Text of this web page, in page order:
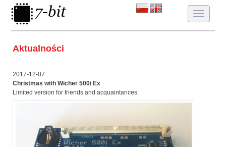
Toggle
Aktualności
2017-12-07
Christmas with Wicher 500i Ex
Limited version for friends and acquaintances.